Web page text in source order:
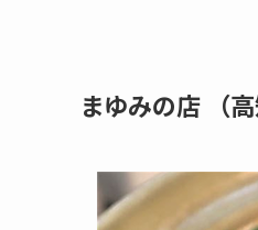
まゆみの店 （